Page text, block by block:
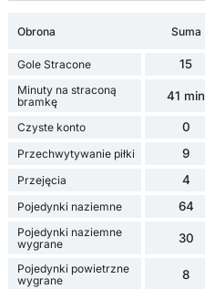
Obrona Suma
Gole Stracone 15
Minuty na straconą
bramkę
41 min
Czyste konto 0
Przechwytywanie piłki 9
Przejęcia 4
Pojedynki naziemne 64
Pojedynki naziemne
wygrane
30
Pojedynki powietrzne
wygrane
8